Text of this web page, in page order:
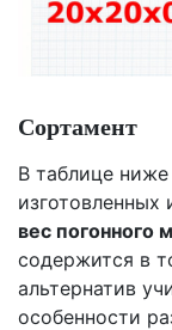
Сортамент
В таблице
изготовленных
вес погонного
содержится в
альтернатив
особенности